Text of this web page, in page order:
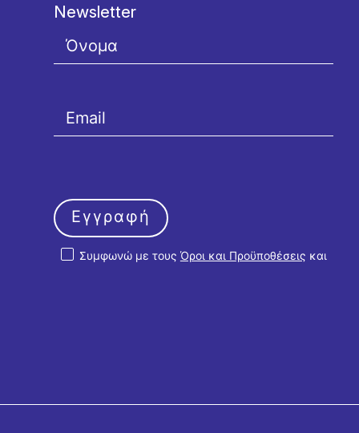
Newsletter
Συμφωνώ με τους Όροι και Προϋποθέσεις και
Εγγραφή